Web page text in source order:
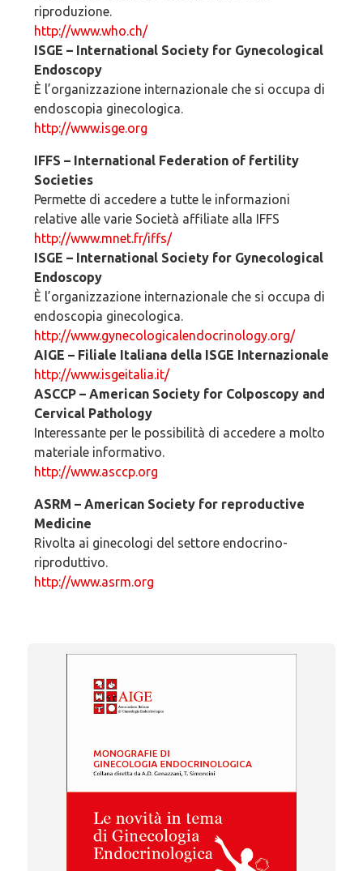
riproduzione.
http://www.who.ch/
ISGE – International Society for Gynecological
Endoscopy
È l’organizzazione internazionale che si occupa di
endoscopia ginecologica.
http://www.isge.org
IFFS – International Federation of fertility
Societies
Permette di accedere a tutte le informazioni
relative alle varie Società affiliate alla IFFS
http://www.mnet.fr/iffs/
ISGE – International Society for Gynecological
Endoscopy
È l’organizzazione internazionale che si occupa di
endoscopia ginecologica.
http://www.gynecologicalendocrinology.org/
AIGE – Filiale Italiana della ISGE Internazionale
http://www.isgeitalia.it/
ASCCP – American Society for Colposcopy and
Cervical Pathology
Interessante per le possibilità di accedere a molto
materiale informativo.
http://www.asccp.org
ASRM – American Society for reproductive
Medicine
Rivolta ai ginecologi del settore endocrino-
riproduttivo.
http://www.asrm.org